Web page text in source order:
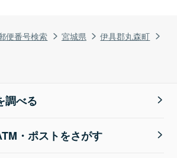
便番号検索 宮城県
伊具郡丸森町
調べる
・ポストをさがす